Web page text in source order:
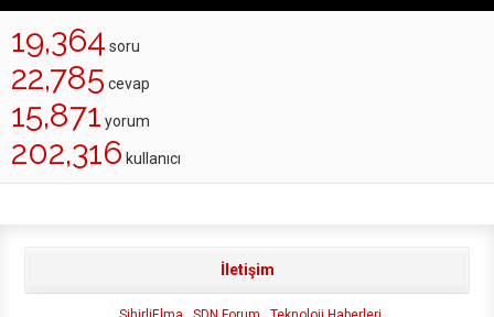
19,364 soru
22,785 cevap
15,871 yorum
202,316 kullanıcı
İletişim